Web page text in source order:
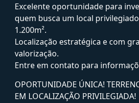
Excelente oportunidade para
quem busca um local
1.200m².
Localização estratégica e com
valorização.
Entre em contato para
OPORTUNIDADE ÚNICA!
EM LOCALIZAÇÃO PRIVILEGIADA!